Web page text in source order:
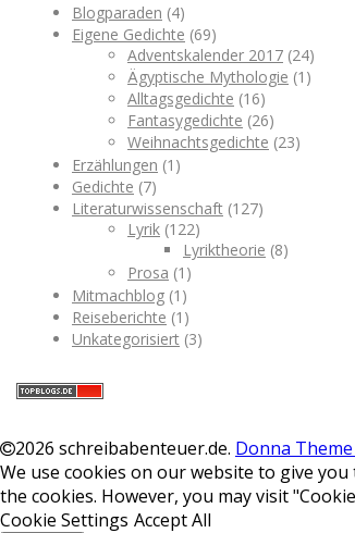
Blogparaden (4)
Eigene Gedichte (69)
Adventskalender 2017 (24)
Ägyptische Mythologie (1)
Alltagsgedichte (16)
Fantasygedichte (26)
Weihnachtsgedichte (23)
Erzählungen (1)
Gedichte (7)
Literaturwissenschaft (127)
Lyrik (122)
Lyriktheorie (8)
Prosa (1)
Mitmachblog (1)
Reiseberichte (1)
Unkategorisiert (3)
2026 schreibabenteuer.de. Donna Theme
We use cookies on our website to give
the cookies. However, you may visit
Cookie Settings Accept All